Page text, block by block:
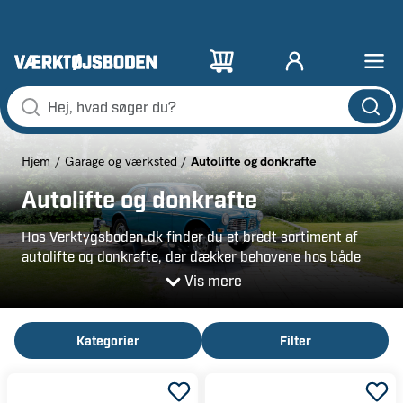
Hjem Garage og værksted Autolifte og donkrafte
Autolifte og donkrafte
Hos Verktygsboden.dk finder du et bredt sortiment af
autolifte og donkrafte, der dækker behovene hos både
gør-det-selv-folk og professionelle værksteder. Uanset
Vi fører alt fra kompakte sakselifte og mobile løsninger til
løft med høj stabilitet. En mc lift giver dig præcis og
Vis mere
Kategorier Filter